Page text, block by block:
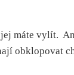
máte vylít.